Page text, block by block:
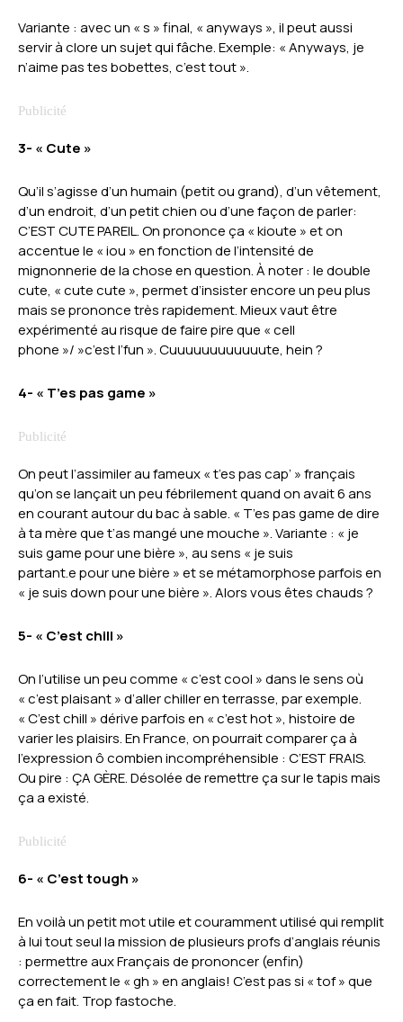
Variante : avec un « s » final, « anyways », il peut aussi
servir à clore un sujet qui fâche. Exemple: « Anyways, je
n’aime pas tes bobettes, c’est tout ».
3- « Cute »
Qu’il s’agisse d’un humain (petit ou grand), d’un vêtement,
d’un endroit, d’un petit chien ou d’une façon de parler:
C’EST CUTE PAREIL. On prononce ça « kioute » et on
accentue le « iou » en fonction de l’intensité de
mignonnerie de la chose en question. À noter : le double
cute, « cute cute », permet d’insister encore un peu plus
mais se prononce très rapidement. Mieux vaut être
expérimenté au risque de faire pire que « cell
phone »/ »c’est l’fun ». Cuuuuuuuuuuuute, hein ?
4- « T’es pas game »
On peut l’assimiler au fameux « t’es pas cap’ » français
qu’on se lançait un peu fébrilement quand on avait 6 ans
en courant autour du bac à sable. « T’es pas game de dire
à ta mère que t’as mangé une mouche ». Variante : « je
suis game pour une bière », au sens « je suis
partant.e pour une bière » et se métamorphose parfois en
« je suis down pour une bière ». Alors vous êtes chauds ?
5- « C’est chill »
On l’utilise un peu comme « c’est cool » dans le sens où
« c’est plaisant » d’aller chiller en terrasse, par exemple.
« C’est chill » dérive parfois en « c’est hot », histoire de
varier les plaisirs. En France, on pourrait comparer ça à
l’expression ô combien incompréhensible : C’EST FRAIS.
Ou pire : ÇA GÈRE. Désolée de remettre ça sur le tapis mais
ça a existé.
6- « C’est tough »
En voilà un petit mot utile et couramment utilisé qui remplit
à lui tout seul la mission de plusieurs profs d’anglais réunis
: permettre aux Français de prononcer (enfin)
correctement le « gh » en anglais! C’est pas si « tof » que
ça en fait. Trop fastoche.